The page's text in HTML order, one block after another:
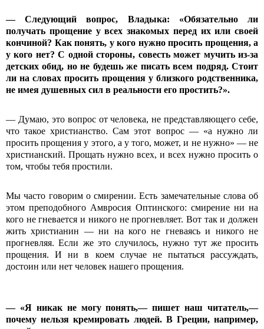
— Следующий вопрос, Владыка: «Обязательно ли
получать прощение у всех знакомых перед их или своей
кончиной? Как понять, у кого нужно просить прощения, а
у кого нет? С одной стороны, совесть может мучить из-за
детских обид, но не будешь же писать всем подряд. Стоит
ли на словах просить прощения у близкого родственника,
не имея душевных сил в реальности его простить?».
— Думаю, это вопрос от человека, не представляющего себе,
что такое христианство. Сам этот вопрос — «а нужно ли
просить прощения у этого, а у того, может, и не нужно» — не
христианский. Прощать нужно всех, и всех нужно просить о
том, чтобы тебя простили.
Мы часто говорим о смирении. Есть замечательные слова об
этом преподобного Амвросия Оптинского: смирение ни на
кого не гневается и никого не прогневляет. Вот так и должен
жить христианин — ни на кого не гневаясь и никого не
прогневляя. Если же это случилось, нужно тут же просить
прощения. И ни в коем случае не пытаться рассуждать,
достоин или нет человек нашего прощения.
— «Я никак не могу понять,— пишет наш читатель,—
почему нельзя кремировать людей. В Греции, например,